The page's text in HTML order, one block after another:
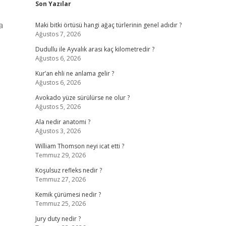
Son Yazılar
Maki bitki örtüsü hangi ağaç türlerinin genel adıdır ?
Ağustos 7, 2026
Dudullu ile Ayvalık arası kaç kilometredir ?
Ağustos 6, 2026
Kur’an ehli ne anlama gelir ?
Ağustos 6, 2026
Avokado yüze sürülürse ne olur ?
Ağustos 5, 2026
Ala nedir anatomi ?
Ağustos 3, 2026
William Thomson neyi icat etti ?
Temmuz 29, 2026
Koşulsuz refleks nedir ?
Temmuz 27, 2026
Kemik çürümesi nedir ?
Temmuz 25, 2026
Jury duty nedir ?